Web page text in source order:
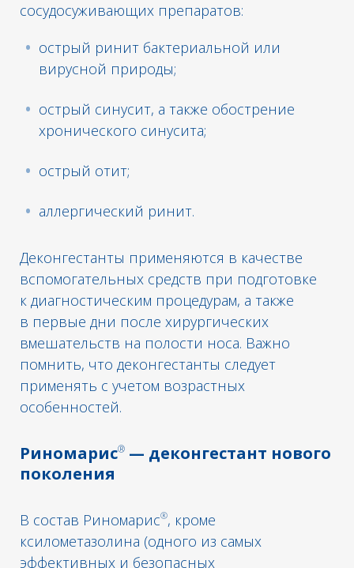
сосудосуживающих препаратов:
острый ринит бактериальной или
вирусной природы;
острый синусит, а также обострение
хронического синусита;
острый отит;
аллергический ринит.
Деконгестанты применяются в качестве
вспомогательных средств при подготовке
к диагностическим процедурам, а также
в первые дни после хирургических
вмешательств на полости носа. Важно
помнить, что деконгестанты следует
применять с учетом возрастных
особенностей.
Риномарис® — деконгестант нового
поколения
В состав Риномарис®, кроме
ксилометазолина (одного из самых
эффективных и безопасных